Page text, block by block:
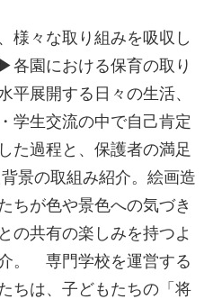
様々な取り組みを吸収し
各園における保育の取り
平展開する日々の生活、
学生交流の中で自己肯定
た過程と、保護者の満足
景の取組み紹介。絵画造
ちが色や景色への気づき
の共有の楽しみを持つよ
。 専門学校を運営する
ちは、子どもたちの「将